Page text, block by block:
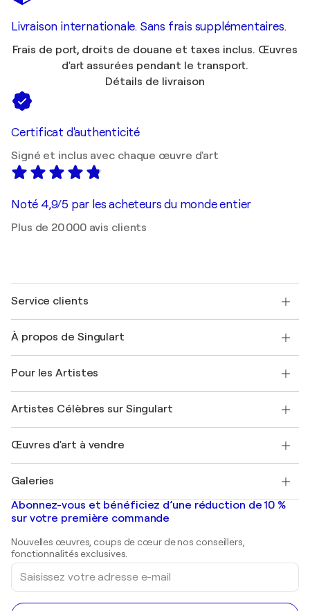
Livraison internationale. Sans frais supplémentaires.
Frais de port, droits de douane et taxes inclus. Œuvres
d'art assurées pendant le transport.
Détails de livraison
Certificat d'authenticité
Signé et inclus avec chaque œuvre d'art
Noté 4,9/5 par les acheteurs du monde entier
Plus de 20 000 avis clients
Service clients
Expédition
Offrir une carte cadeau
Rejoignez notre programme commercial
Mon compte
+33 1 76 44 06 42
À propos de Singulart
FAQ
Magazine Singulart
Emplois
Découvrez une sélection d'art original
Pour les Artistes
Se connecter en tant qu'Artiste
Artistes Célèbres sur Singulart
Marc Chagall
Banksy
Mr. Brainwash
Shepard Fairey
Œuvres d'art à vendre
Tableaux abstraits à vendre
Peintures de paysage
Estampes
Peintures acryliques
Galeries
Galeries d'art en France
Galeries d'art en Belgique
Abonnez-vous et bénéficiez d’une réduction de 10 %
sur votre première commande
Nouvelles œuvres, coups de cœur de nos conseillers,
fonctionnalités exclusives.
Saisissez
votre
adresse
e-